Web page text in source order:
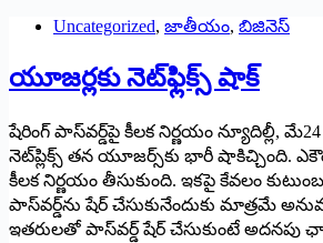
Uncategorized, జాతీయం, బిజినెస్
యూజర్లకు నెట్‌ఫ్లిక్స్ ‌షాక్‌
‌షేరింగ్‌ ‌పాస్‌వర్డ్‌పై కీలక నిర్ణయం న్యూదిల్లీ,
నెట్‌ప్లిక్స్ ‌తన యూజర్స్‌కు భారీ షాకిచ్చింది.
కీలక నిర్ణయం తీసుకుంది. ఇకపై కేవలం
పాస్‌వర్డ్‌ను షేర్‌ ‌చేసుకునేందుకు మాత్రమే
ఇతరులతో పాస్‌వర్డ్ ‌షేర్‌ ‌చేసుకుంటే అదనపు